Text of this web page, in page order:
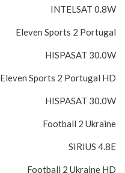
INTELSAT 0.8W
Eleven Sports 2 Portugal
HISPASAT 30.0W
Eleven Sports 2 Portugal HD
HISPASAT 30.0W
Football 2 Ukraine
SIRIUS 4.8E
Football 2 Ukraine HD